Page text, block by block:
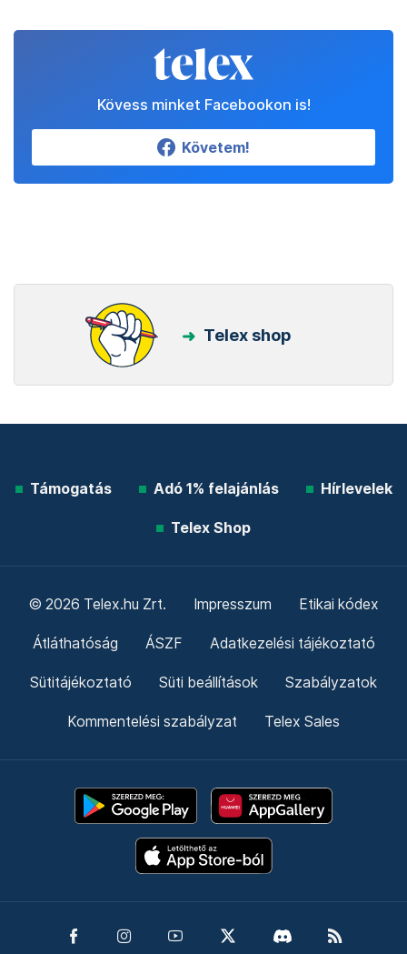
Kövess minket Facebookon is!
Követem!
Telex shop
Támogatás Adó 1% felajánlás Hírlevelek
Telex Shop
© 2026 Telex.hu Zrt. Impresszum Etikai kódex
Átláthatóság ÁSZF Adatkezelési tájékoztató
Sütitájékoztató Süti beállítások Szabályzatok
Kommentelési szabályzat Telex Sales